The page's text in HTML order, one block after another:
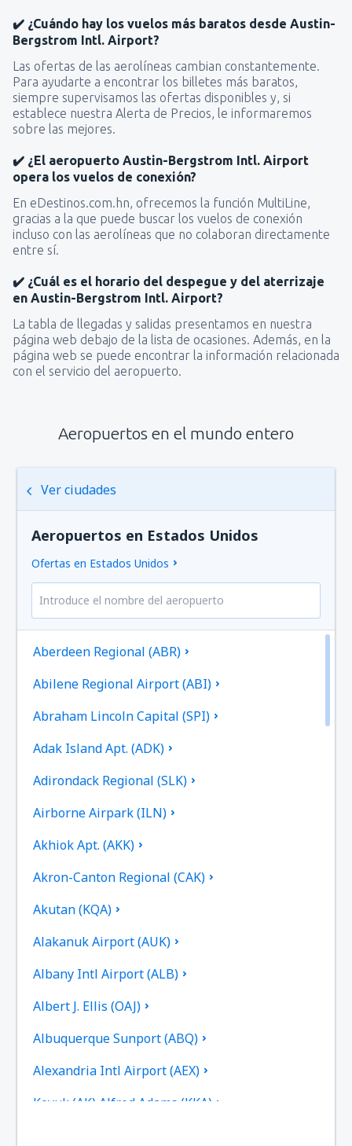
✔️ ¿Cuándo hay los vuelos más baratos desde Austin-
Bergstrom Intl. Airport?
Las ofertas de las aerolíneas cambian constantemente.
Para ayudarte a encontrar los billetes más baratos,
siempre supervisamos las ofertas disponibles y, si
establece nuestra Alerta de Precios, le informaremos
sobre las mejores.
✔️ ¿El aeropuerto Austin-Bergstrom Intl. Airport
opera los vuelos de conexión?
En eDestinos.com.hn, ofrecemos la función MultiLine,
gracias a la que puede buscar los vuelos de conexión
incluso con las aerolíneas que no colaboran directamente
entre sí.
✔️ ¿Cuál es el horario del despegue y del aterrizaje
en Austin-Bergstrom Intl. Airport?
La tabla de llegadas y salidas presentamos en nuestra
página web debajo de la lista de ocasiones. Además, en la
página web se puede encontrar la información relacionada
con el servicio del aeropuerto.
Aeropuertos en el mundo entero
Ver ciudades
Aeropuertos en Estados Unidos
Ofertas en Estados Unidos
Aberdeen Regional (ABR)
Abilene Regional Airport (ABI)
Abraham Lincoln Capital (SPI)
Adak Island Apt. (ADK)
Adirondack Regional (SLK)
Airborne Airpark (ILN)
Akhiok Apt. (AKK)
Akron-Canton Regional (CAK)
Akutan (KQA)
Alakanuk Airport (AUK)
Albany Intl Airport (ALB)
Albert J. Ellis (OAJ)
Albuquerque Sunport (ABQ)
Alexandria Intl Airport (AEX)
Koyuk (AK) Alfred Adams (KKA)